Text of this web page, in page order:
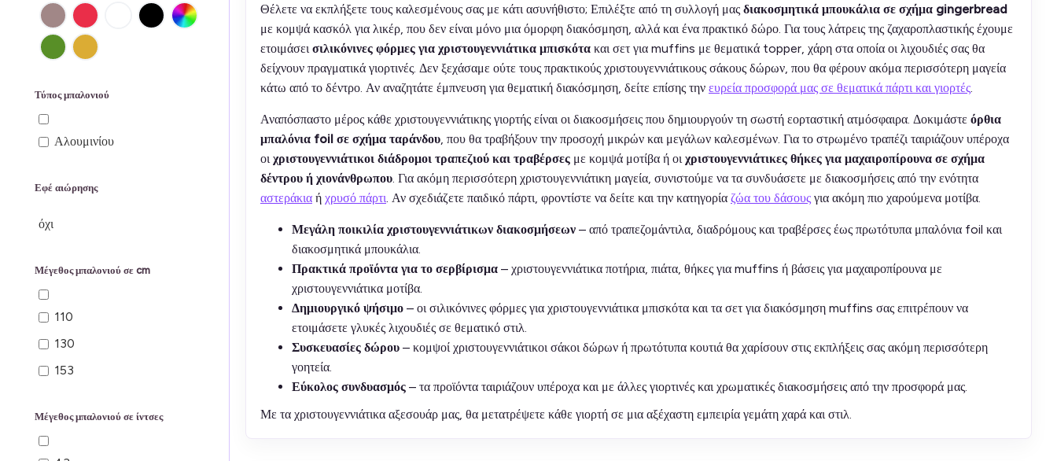
Τύπος μπαλονιού
Αλουμινίου
Εφέ αιώρησης
όχι
Μέγεθος μπαλονιού σε cm
110
130
153
Μέγεθος μπαλονιού σε ίντσες
Θέλετε να εκπλήξετε τους καλεσμένους σας με κάτι ασυνήθιστο; Επιλέξτε από τη συλλογή μας διακοσμητικά μπουκάλια σε σχήμα gingerbread
με κομψά κασκόλ για λικέρ, που δεν είναι μόνο μια όμορφη διακόσμηση, αλλά και ένα πρακτικό δώρο. Για τους λάτρεις της ζαχαροπλαστικής έχουμε
ετοιμάσεισιλικόνινες φόρμες για χριστουγεννιάτικα μπισκότα και σετ για muffins με θεματικά topper, χάρη στα οποία οι λιχουδιές σας θα
δείχνουν πραγματικά γιορτινές. Δεν ξεχάσαμε ούτε τους πρακτικούς χριστουγεννιάτικους σάκους δώρων, που θα φέρουν ακόμα περισσότερη μαγεία
κάτω από το δέντρο. Αν αναζητάτε έμπνευση για θεματική διακόσμηση, δείτε επίσης την ευρεία προσφορά μας σε θεματικά πάρτι και γιορτές.
Αναπόσπαστο μέρος κάθε χριστουγεννιάτικης γιορτής είναι οι διακοσμήσεις που δημιουργούν τη σωστή εορταστική ατμόσφαιρα. Δοκιμάστε όρθια
μπαλόνια foil σε σχήμα ταράνδου, που θα τραβήξουν την προσοχή μικρών και μεγάλων καλεσμένων. Για το στρωμένο τραπέζι ταιριάζουν υπέροχα
οιχριστουγεννιάτικοι διάδρομοι τραπεζιού και τραβέρσες με κομψά μοτίβα ή οιχριστουγεννιάτικες θήκες για μαχαιροπίρουνα σε σχήμα
δέντρου ή χιονάνθρωπου. Για ακόμη περισσότερη χριστουγεννιάτικη μαγεία, συνιστούμε να τα συνδυάσετε με διακοσμήσεις από την ενότητα
αστεράκια ή χρυσό πάρτι. Αν σχεδιάζετε παιδικό πάρτι, φροντίστε να δείτε και την κατηγορία ζώα του δάσους για ακόμη πιο χαρούμενα μοτίβα.
Μεγάλη ποικιλία χριστουγεννιάτικων διακοσμήσεων – από τραπεζομάντιλα, διαδρόμους και τραβέρσες έως πρωτότυπα μπαλόνια foil και
διακοσμητικά μπουκάλια.
Πρακτικά προϊόντα για το σερβίρισμα – χριστουγεννιάτικα ποτήρια, πιάτα, θήκες για muffins ή βάσεις για μαχαιροπίρουνα με
χριστουγεννιάτικα μοτίβα.
Δημιουργικό ψήσιμο – οι σιλικόνινες φόρμες για χριστουγεννιάτικα μπισκότα και τα σετ για διακόσμηση muffins σας επιτρέπουν να
ετοιμάσετε γλυκές λιχουδιές σε θεματικό στιλ.
Συσκευασίες δώρου – κομψοί χριστουγεννιάτικοι σάκοι δώρων ή πρωτότυπα κουτιά θα χαρίσουν στις εκπλήξεις σας ακόμη περισσότερη
γοητεία.
Εύκολος συνδυασμός – τα προϊόντα ταιριάζουν υπέροχα και με άλλες γιορτινές και χρωματικές διακοσμήσεις από την προσφορά μας.
Με τα χριστουγεννιάτικα αξεσουάρ μας, θα μετατρέψετε κάθε γιορτή σε μια αξέχαστη εμπειρία γεμάτη χαρά και στιλ.